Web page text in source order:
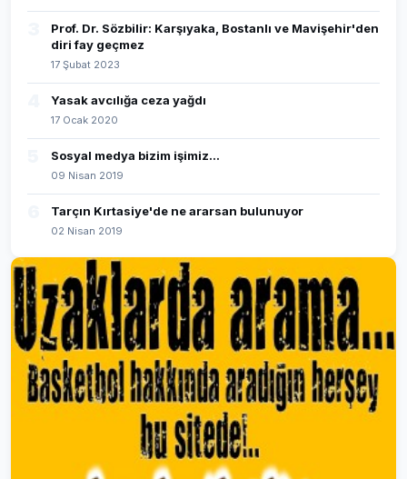
Prof. Dr. Sözbilir: Karşıyaka, Bostanlı ve Mavişehir'den
diri fay geçmez
17 Şubat 2023
Yasak avcılığa ceza yağdı
17 Ocak 2020
Sosyal medya bizim işimiz...
09 Nisan 2019
Tarçın Kırtasiye'de ne ararsan bulunuyor
02 Nisan 2019